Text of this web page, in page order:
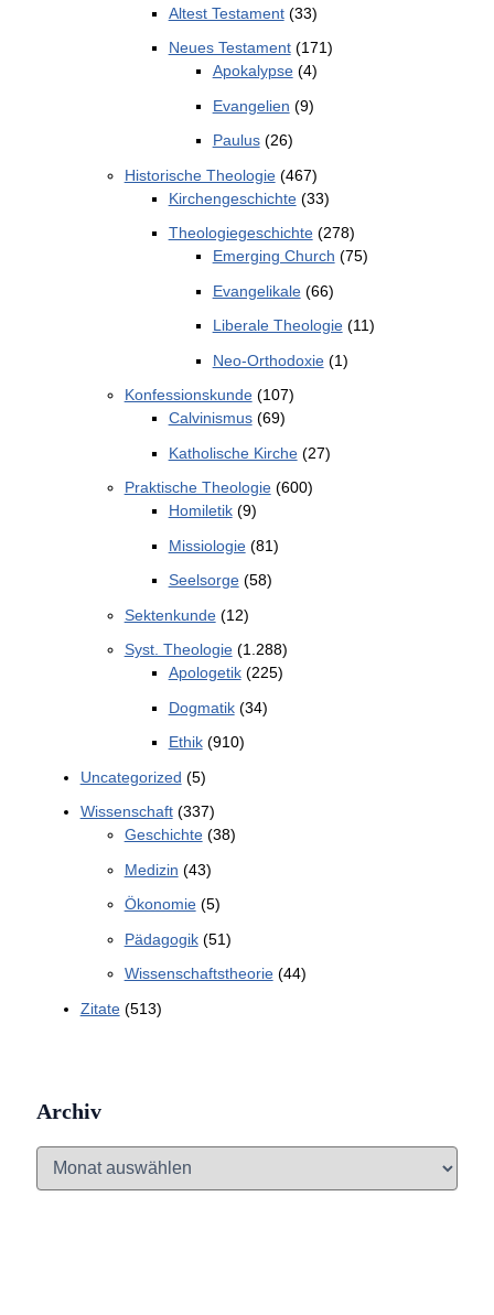
Altest Testament(33)
Neues Testament(171)
Apokalypse(4)
Evangelien (9)
Paulus(26)
Historische Theologie(467)
Kirchengeschichte(33)
Theologiegeschichte(278)
Emerging Church (75)
Evangelikale(66)
Liberale Theologie(11)
Neo-Orthodoxie(1)
Konfessionskunde(107)
Calvinismus(69)
Katholische Kirche(27)
Praktische Theologie(600)
Homiletik(9)
Missiologie(81)
Seelsorge(58)
Sektenkunde(12)
Syst. Theologie(1.288)
Apologetik(225)
Dogmatik(34)
Ethik(910)
Uncategorized (5)
Wissenschaft(337)
Geschichte(38)
Medizin (43)
Ökonomie(5)
Pädagogik(51)
Wissenschaftstheorie(44)
Zitate(513)
Archiv